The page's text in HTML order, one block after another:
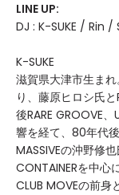
LINE UP:
DJ : K-SUKE / Rin
K-SUKE
滋賀県大津市生ま
り、藤原ヒロシ氏
後RARE GROOVE、
響を経て、80年代
MASSIVEの沖野修
CONTAINERを中
CLUB MOVEの前身